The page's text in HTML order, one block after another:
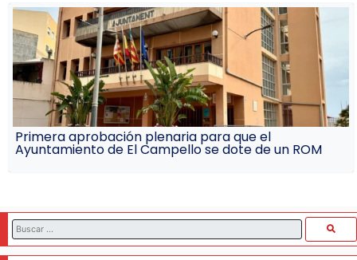
Primera aprobación plenaria para que el
Ayuntamiento de El Campello se dote de un ROM